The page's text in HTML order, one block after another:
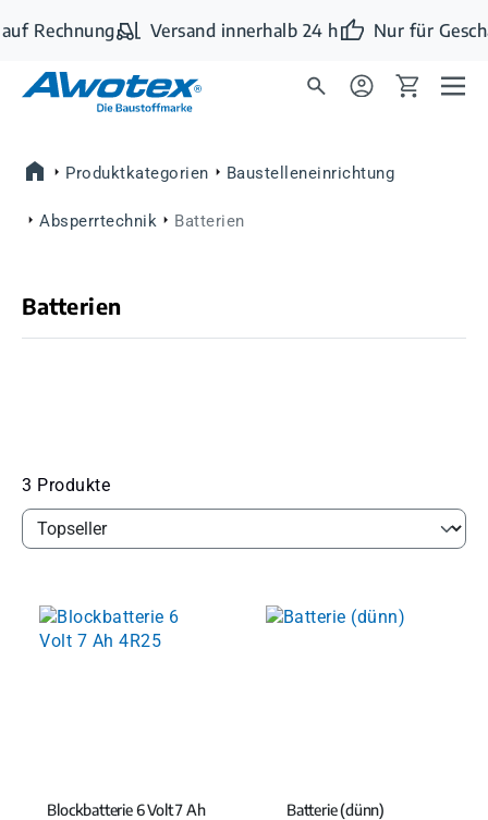
Zum Hauptinhalt springen
Rechnung Versand innerhalb 24 h Nur für
Produktkategorien Baustelleneinrichtung
Absperrtechnik Batterien
Batterien
3 Produkte
Blockbatterie 6 Volt 7 Ah
Batterie (dünn)